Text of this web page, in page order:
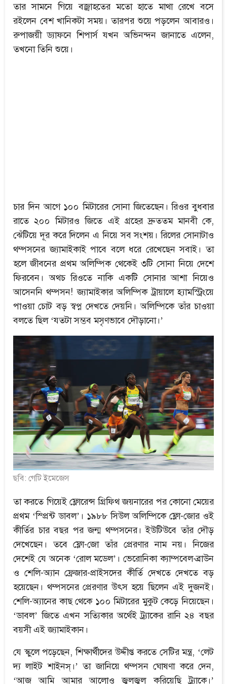
তার সামনে গিয়ে বজ্রাহতের মতো হাতে মাথা রেখে বসে
রইলেন বেশ খানিকটা সময়। তারপর শুয়ে পড়লেন আবারও।
রুপাজয়ী ড্যাফনে শিপার্স যখন অভিনন্দন জানাতে এলেন,
তখনো তিনি শুয়ে।
চার দিন আগে ১০০ মিটারের সোনা জিতেছেন। রিওর বুধবার
রাতে ২০০ মিটারও জিতে এই গ্রহের দ্রুততম মানবী কে,
ঝেঁটিয়ে দূর করে দিলেন এ নিয়ে সব সংশয়। রিলের সোনাটাও
থম্পসনের জ্যামাইকাই পাবে বলে ধরে রেখেছেন সবাই। তা
হলে জীবনের প্রথম অলিম্পিক থেকেই ৩টি সোনা নিয়ে দেশে
ফিরবেন। অথচ রিওতে নাকি একটি সোনার আশা নিয়েও
আসেননি থম্পসন! জ্যামাইকার অলিম্পিক ট্রায়ালে হ্যামস্ট্রিংয়ে
পাওয়া চোট বড় স্বপ্ন দেখতে দেয়নি। অলিম্পিকে তাঁর চাওয়া
বলতে ছিল ‘যতটা সম্ভব মসৃণভাবে দৌড়ানো।’
ছবি: গেটি ইমেজেস
তা করতে গিয়েই ফ্লোরেন্স গ্রিফিথ জয়নারের পর কোনো মেয়ের
প্রথম ‘স্প্রিন্ট ডাবল’। ১৯৮৮ সিউল অলিম্পিকে ফ্লো-জোর ওই
কীর্তির চার বছর পর জন্ম থম্পসনের। ইউটিউবে তাঁর দৌড়
দেখেছেন। তবে ফ্লো-জো তাঁর প্রেরণার নাম নয়। নিজের
দেশেই যে অনেক ‘রোল মডেল’। ভেরোনিকা ক্যাম্পবেল-ব্রাউন
ও শেলি-অ্যান ফ্রেজার-প্রাইসদের কীর্তি দেখতে দেখতে বড়
হয়েছেন। থম্পসনের প্রেরণার উৎস হয়ে ছিলেন এই দুজনই।
শেলি-অ্যানের কাছ থেকে ১০০ মিটারের মুকুট কেড়ে নিয়েছেন।
‘ডাবল’ জিতে এখন সত্যিকার অর্থেই ট্র্যাকের রানি ২৪ বছর
বয়সী এই জ্যামাইকান।
যে স্কুলে পড়েছেন, শিক্ষার্থীদের উদ্দীপ্ত করতে সেটির মন্ত্র, ‘লেট
দ্য লাইট শাইনস্।’ তা জানিয়ে থম্পসন ঘোষণা করে দেন,
‘আজ আমি আমার আলোও জ্বলজ্বল করিয়েছি ট্র্যাকে।’